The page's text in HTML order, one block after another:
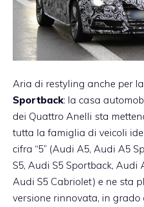
Aria di restyling anche per
Sportback: la casa
dei Quattro Anelli sta
tutta la famiglia di veicoli
cifra “5” (Audi A5, Audi A5
S5, Audi S5 Sportback, Audi
Audi S5 Cabriolet) e ne sta
versione rinnovata, in